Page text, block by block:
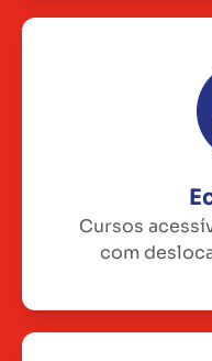
Cursos
com